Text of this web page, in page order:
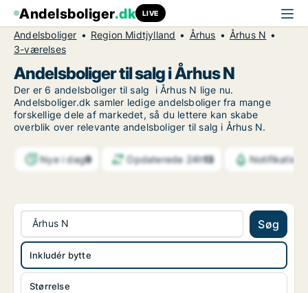
Andelsboliger.dk LIVE
Andelsboliger Region Midtjylland Århus
Århus N
3-værelses
Andelsboliger til salg i Århus N
Der er 6 andelsboliger til salg i Århus N lige nu.
Andelsboliger.dk samler ledige andelsboliger fra mange
forskellige dele af markedet, så du lettere kan skabe
overblik over relevante andelsboliger til salg i Århus N.
Nye i dag9 Opdaterede 24h13
Århus N Søg
Størrelse
Inkludér bytte